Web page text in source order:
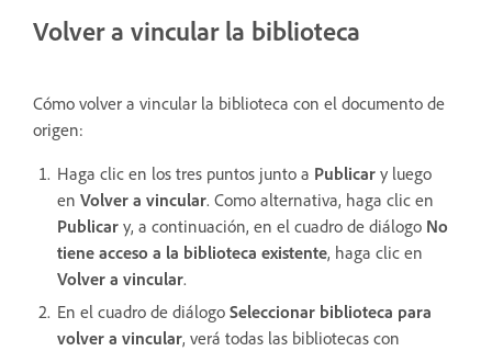
Volver a vincular la biblioteca
Cómo volver a vincular la biblioteca con el documento de
origen:
Haga clic en los tres puntos junto a Publicar y luego
en Volver a vincular. Como alternativa, haga clic en
Publicar y, a continuación, en el cuadro de diálogo No
tiene acceso a la biblioteca existente, haga clic en
Volver a vincular.
En el cuadro de diálogo Seleccionar biblioteca para
volver a vincular, verá todas las bibliotecas con